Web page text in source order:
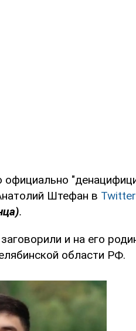
официально
Штефан в Twitter
.
и на его
области РФ.